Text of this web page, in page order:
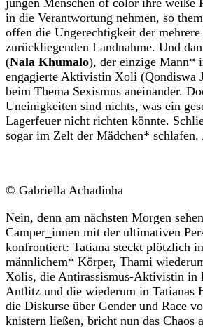
jungen Menschen of color ihre weiße
in die Verantwortung nehmen, so
offen die Ungerechtigkeit der mehrere
zurückliegenden Landnahme. Und
(Nala Khumalo), der einzige Mann*
engagierte Aktivistin Xoli (Qondiswa
beim Thema Sexismus aneinander.
Uneinigkeiten sind nichts, was ein
Lagerfeuer nicht richten könnte.
sogar im Zelt der Mädchen* schlafen.
© Gabriella Achadinha
Nein, denn am nächsten Morgen
Camper_innen mit der ultimativen
konfrontiert: Tatiana steckt plötzlich
männlichem* Körper, Thami
Xolis, die Antirassismus-Aktivistin in
Antlitz und die wiederum in Tatianas
die Diskurse über Gender und Race
knistern ließen, bricht nun das Chaos